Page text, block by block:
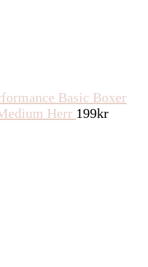
Basic Boxer
Herr 199kr